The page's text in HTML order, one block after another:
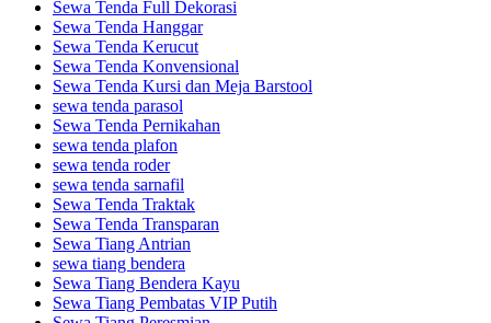
Sewa Tenda Full Dekorasi
Sewa Tenda Hanggar
Sewa Tenda Kerucut
Sewa Tenda Konvensional
Sewa Tenda Kursi dan Meja Barstool
sewa tenda parasol
Sewa Tenda Pernikahan
sewa tenda plafon
sewa tenda roder
sewa tenda sarnafil
Sewa Tenda Traktak
Sewa Tenda Transparan
Sewa Tiang Antrian
sewa tiang bendera
Sewa Tiang Bendera Kayu
Sewa Tiang Pembatas VIP Putih